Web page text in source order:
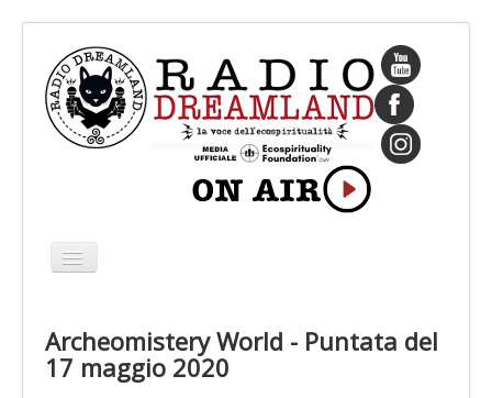
Cambia
navigazione
CHI SIAMO
IL FONDATORE
Archeomistery World - Puntata del
17 maggio 2020